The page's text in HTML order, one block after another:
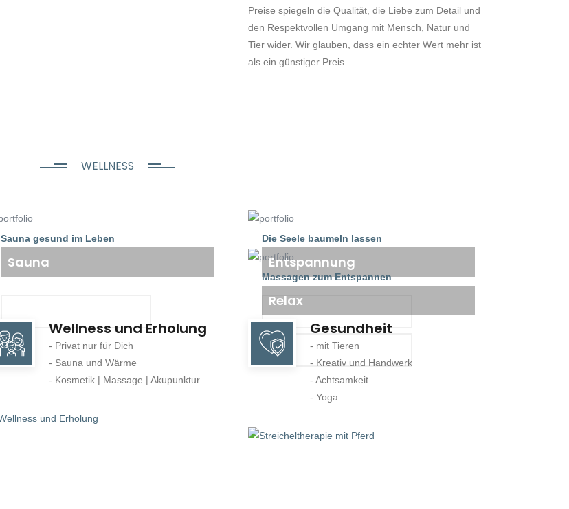
Preise spiegeln die Qualität, die Liebe zum Detail und
den Respektvollen Umgang mit Mensch, Natur und
Tier wider. Wir glauben, dass ein echter Wert mehr ist
als ein günstiger Preis.
WELLNESS
Sauna gesund im Leben
Sauna
Die Seele baumeln lassen
Entspannung
Massagen zum Entspannen
Relax
MEHR INFORMATIONEN
Wellness und Erholung
- Privat nur für Dich
- Sauna und Wärme
- Kosmetik | Massage | Akupunktur
Gesundheit
- mit Tieren
- Kreativ und Handwerk
- Achtsamkeit
- Yoga